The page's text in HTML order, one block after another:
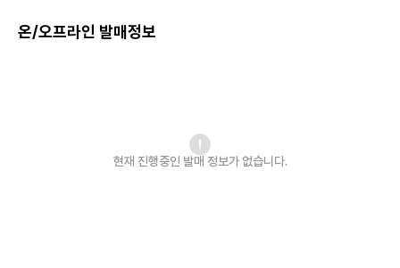
온/오프라인 발매정보
현재 진행중인 발매 정보가 없습니다.